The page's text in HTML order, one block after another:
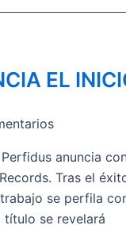
EL
anuncia
Tras el
se perfila
título se revelará